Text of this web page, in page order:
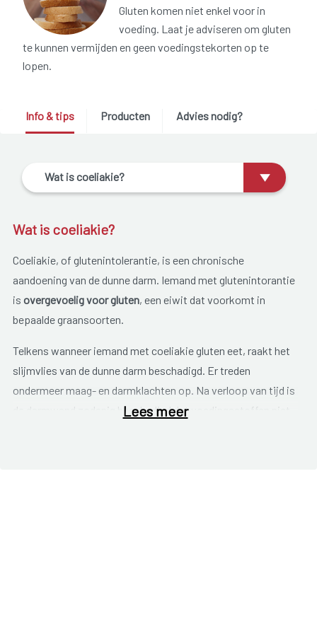
Gluten komen niet enkel voor in
voeding. Laat je adviseren om gluten
te kunnen vermijden en geen voedingstekorten op te
lopen.
Info & tips Producten Advies nodig?
Wat is coeliakie?
Wat is coeliakie?
Coeliakie, of glutenintolerantie, is een chronische
aandoening van de dunne darm. Iemand met glutenintorantie
is overgevoelig voor gluten, een eiwit dat voorkomt in
bepaalde graansoorten.
Telkens wanneer iemand met coeliakie gluten eet, raakt het
slijmvlies van de dunne darm beschadigd. Er treden
ondermeer maag- en darmklachten op. Na verloop van tijd is
de darmwand zodanig beschadigd dat voedingsstoffen niet
Lees meer